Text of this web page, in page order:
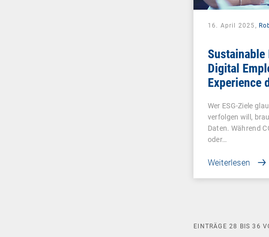
16. April 2025,
Sustainable
Digital
Experience
macht
Wer ESG-Ziele
verfolgen will,
Daten. Während
oder…
Weiterlesen
EINTRÄGE28 BIS36